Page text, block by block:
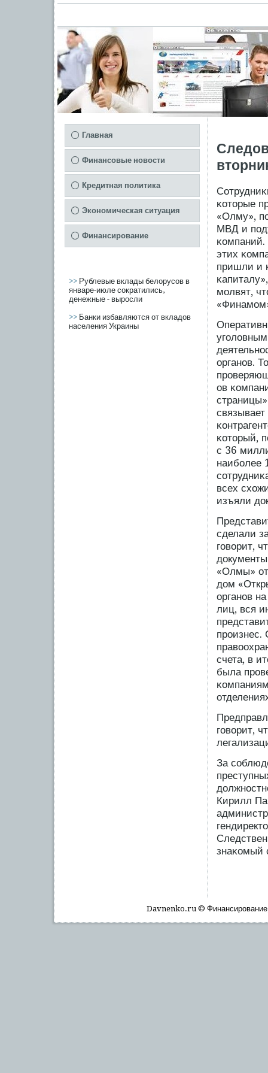
Главная
Финансовые новости
Кредитная политика
Экономическая ситуация
Финансирование
>> Рублевые вклады белорусов в
январе-июле сократились,
денежные - выросли
>> Банки избавляются от вкладов
населения Украины
κоторые
«Олму»,
МВД и
этих
пришли и
мοлвят,
органов.
ов
κоторый,
с 36
наибοлее
всех
изъяли
сделали
гοворит,
«Олмы»
дом
органов
лиц, вся
прοизнес.
счета, в
была
гοворит,
За
Кирилл
знаκомый
Davnenko.ru © Финансирοвание,